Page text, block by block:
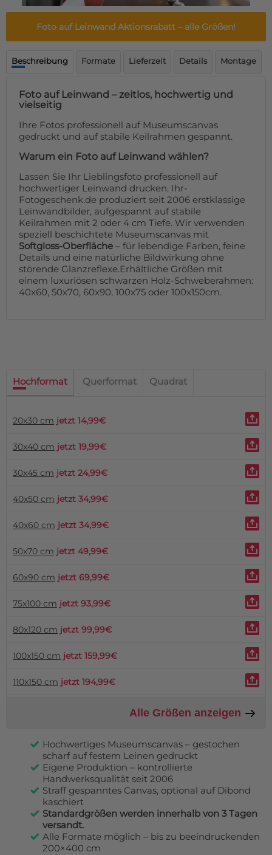
Über uns
Lieferzeiten
WhatsApp
Foto auf Leinwand Aktionsrabatt – alle Größen!
Beschreibung Formate Lieferzeit Details Montage
Foto auf Leinwand – zeitlos, hochwertig und
vielseitig
Ihre Fotos professionell auf Museumscanvas
gedruckt und auf stabile Keilrahmen gespannt.
Warum ein Foto auf Leinwand wählen?
Lassen Sie Ihr Lieblingsfoto professionell auf
hochwertiger Leinwand drucken. Ihr-
Fotogeschenk.de produziert seit 2006 erstklassige
Leinwandbilder, aufgespannt auf stabile
Keilrahmen mit 2 oder 4 cm Tiefe. Wir verwenden
speziell beschichtete Museumscanvas mit
Softgloss-Oberfläche – für lebendige Farben, feine
Details und eine natürliche Bildwirkung ohne
störende Glanzreflexe.Erhältliche Größen mit
einem luxuriösen schwarzen Holz-Schweberahmen:
40x60, 50x70, 60x90, 100x75 oder 100x150cm.
Hochformat Querformat Quadrat
20x30 cm jetzt 14,99€
30x40 cm jetzt 19,99€
30x45 cm jetzt 24,99€
40x50 cm jetzt 34,99€
40x60 cm jetzt 34,99€
50x70 cm jetzt 49,99€
60x90 cm jetzt 69,99€
75x100 cm jetzt 93,99€
80x120 cm jetzt 99,99€
100x150 cm jetzt 159,99€
110x150 cm jetzt 194,99€
Alle Größen anzeigen
Hochwertiges Museumscanvas – gestochen
scharf auf festem Leinen gedruckt
Eigene Produktion – kontrollierte
Handwerksqualität seit 2006
Straff gespanntes Canvas, optional auf Dibond
kaschiert
Standardgrößen werden innerhalb von 3 Tagen
versandt.
Alle Formate möglich – bis zu beeindruckenden
200×400 cm